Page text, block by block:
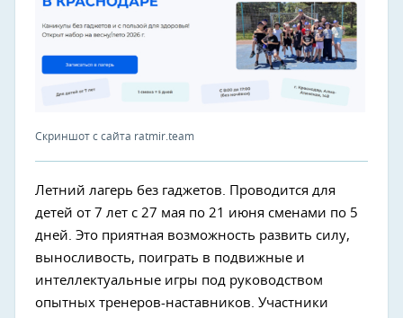
Скриншот с сайта ratmir.team
Летний лагерь без гаджетов. Проводится для
детей от 7 лет с 27 мая по 21 июня сменами по 5
дней. Это приятная возможность развить силу,
выносливость, поиграть в подвижные и
интеллектуальные игры под руководством
опытных тренеров-наставников. Участники